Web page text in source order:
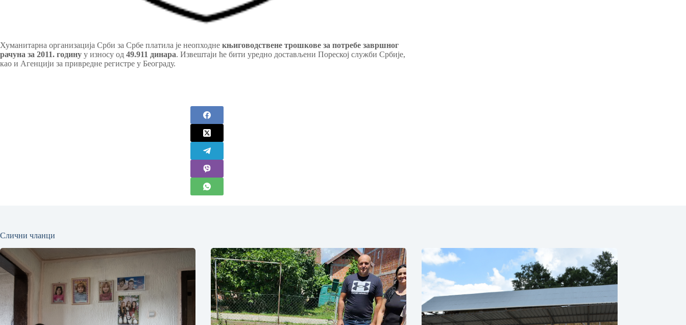
Хуманитарна организација Срби за Србе платила је неопходне књиговодствене трошкове за потребе завршног
рачуна за 2011. годину у износу од 49.911 динара. Извештаји ће бити уредно достављени Пореској служби Србије,
као и Агенцији за привредне регистре у Београду.
Слични чланци